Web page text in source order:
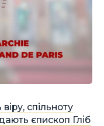
спільноту
єпископ Гліб